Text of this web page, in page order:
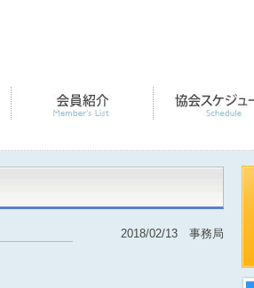
2018/02/13 事務局